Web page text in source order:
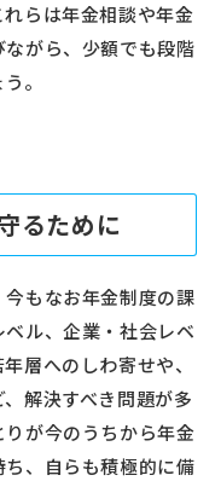
らは年金相談や年金
がら、少額でも段階
。
るために
もなお年金制度の課
ル、企業・社会レベ
層へのしわ寄せや、
解決すべき問題が多
が今のうちから年金
、自らも積極的に備